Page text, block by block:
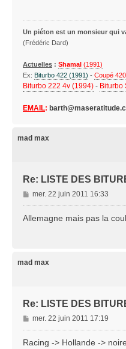
e
Un piéton est un monsieur qui
(Frédéric Dard)
Actuelles : Shamal (1991)
Ex: Biturbo 422 (1991) - Coupé
Biturbo 222 4v (1994) - Biturbo
EMAIL:
mad max
Re: LISTE DES
M
e
s
e
mer. 22 juin 2011 16:33
Allemagne mais pas la
mad max
Re: LISTE DES
M
e
mer. 22 juin 2011 17:19
Racing -> Hollande ->